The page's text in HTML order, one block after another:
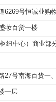
6269号恒诚业购
妆百货一楼
纽中心）商业部
27号南海百货一
一层